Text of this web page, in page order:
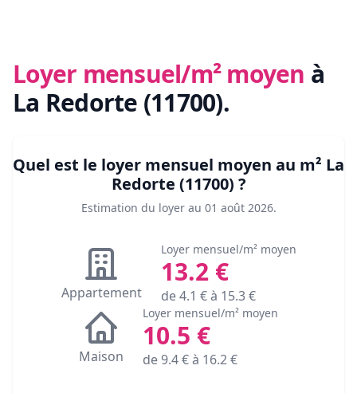
Loyer mensuel/m² moyen à
La Redorte (11700).
Quel est le loyer mensuel moyen au m² La
Redorte (11700) ?
Estimation du loyer au 01 août 2026.
Appartement
Loyer mensuel/m² moyen
13.2€
de4.1 € à 15.3€
Maison
Loyer mensuel/m² moyen
10.5 €
de9.4€ à 16.2€